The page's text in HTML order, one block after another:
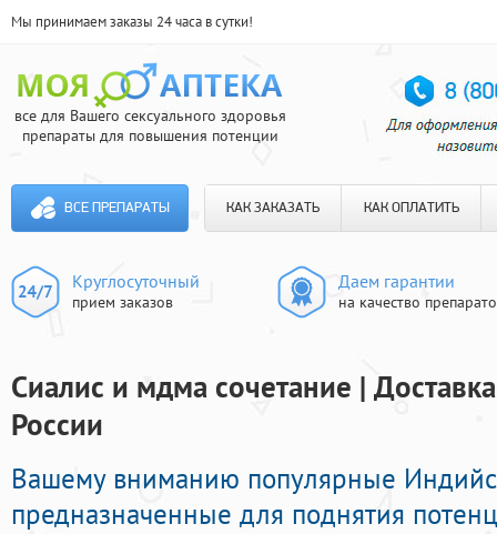
Мы принимаем заказы 24 часа в сутки!
все для Вашего сексуального здоровья
препараты для повышения потенции
ВСЕ ПРЕПАРАТЫ КАК ЗАКАЗАТЬ КАК ОПЛАТИТЬ
Круглосуточный
прием заказов
Даем гарантии
на качество
Сиалис и мдма сочетание |
России
Вашему вниманию популярные
предназначенные для поднятия